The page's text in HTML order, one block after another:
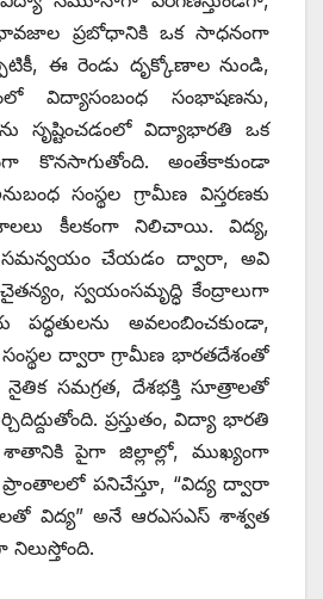
భావజాల ప్రబోధానికి ఒక సాధనంగా
ఈ రెండు దృక్కోణాల నుండి,
విద్యాసంబంధ సంభాషణను,
సృష్టించడంలో విద్యాభారతి ఒక
కొనసాగుతోంది. అంతేకాకుండా
సంస్థల గ్రామీణ విస్తరణకు
కీలకంగా నిలిచాయి. విద్య,
సమన్వయం చేయడం ద్వారా, అవి
స్వయంసమృద్ధి కేంద్రాలుగా
అవలంబించకుండా,
ద్వారా గ్రామీణ భారతదేశంతో
సమగ్రత, దేశభక్తి సూత్రాలతో
ప్రస్తుతం, విద్యా భారతి
పైగా జిల్లాల్లో, ముఖ్యంగా
పనిచేస్తూ, “విద్య ద్వారా
విద్య” అనే ఆరఎసఎస్ శాశ్వత